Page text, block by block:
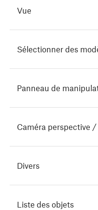
Vue
Sélectionner des
Panneau de
Caméra perspective
Divers
Liste des objets